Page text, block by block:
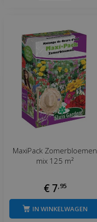
MaxiPack Zomerbloemen
mix 125 m²
€ 7 95
IN WINKELWAGEN